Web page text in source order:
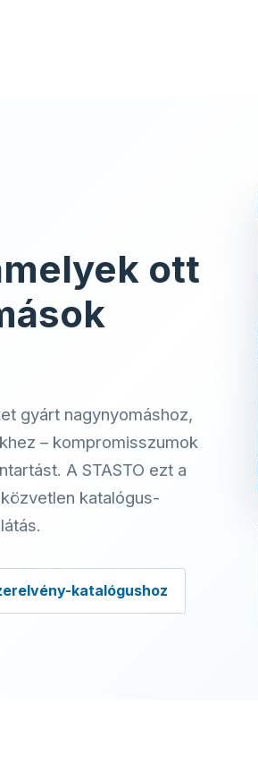
ott
gyárt nagynyomáshoz,
– kompromisszumok
A STASTO ezt a
katalógus-
katalógushoz